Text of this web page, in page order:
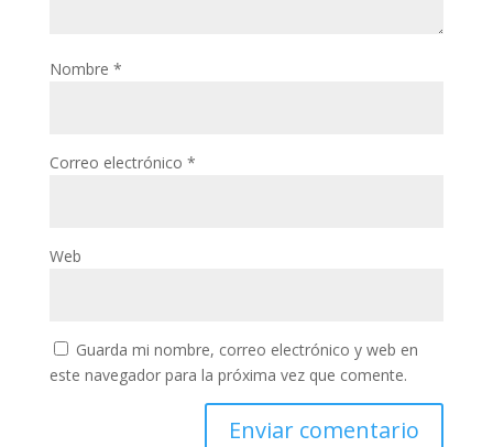
Nombre *
Correo electrónico *
Web
Guarda mi nombre, correo electrónico y web en
este navegador para la próxima vez que comente.